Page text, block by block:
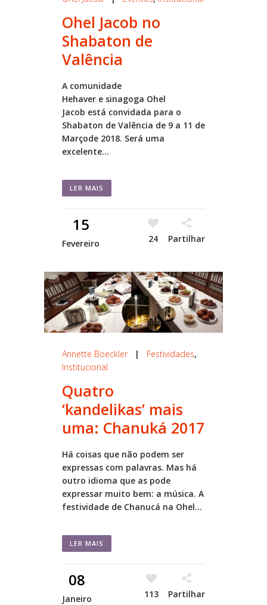
Ohel Jacob no
Shabaton de
Valência
A comunidade
Hehaver e sinagoga Ohel
Jacob está convidada para o
Shabaton de Valência de 9 a 11 de
Marçode 2018. Será uma
excelente...
LER MAIS
15
Fevereiro 24 Partilhar
Annette Boeckler| Festividades,
Institucional
Quatro
‘kandelikas’ mais
uma: Chanuká 2017
Há coisas que não podem ser
expressas com palavras. Mas há
outro idioma que as pode
expressar muito bem: a música. A
festividade de Chanucá na Ohel...
LER MAIS
08
Janeiro 113 Partilhar